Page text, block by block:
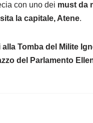
con uno dei must da
la capitale, Atene.
Tomba del Milite
del Parlamento